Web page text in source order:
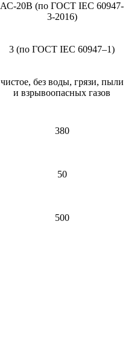
АС-20B (по ГОСТ IEC 60947-
3-2016)
3 (по ГОСТ IEC 60947–1)
чистое, без воды, грязи, пыли
и взрывоопасных газов
380
50
500